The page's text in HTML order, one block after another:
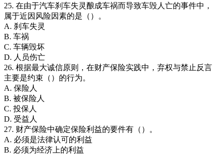
25. 在由于汽车刹车失灵酿成车祸而导致车毁人亡的事件中，
属于近因风险因素的是（）。
A. 刹车失灵
B. 车祸
C. 车辆毁坏
D. 人员伤亡
26. 根据最大诚信原则，在财产保险实践中，弃权与禁止反言
主要是约束（）的行为。
A. 保险人
B. 被保险人
C. 投保人
D. 受益人
27. 财产保险中确定保险利益的要件有（）。
A. 必须是法律认可的利益
B. 必须为经济上的利益